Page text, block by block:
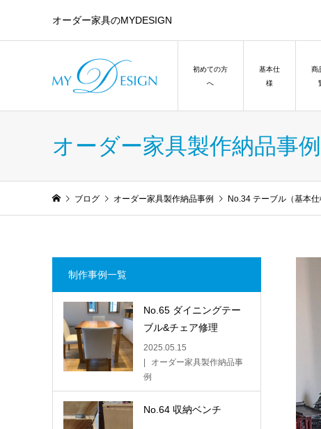
オーダー家具のMYDESIGN
初めての方
へ
基本仕
様
商
オーダー家具製作納品事例
ブログ オーダー家具製作納品事例 No.34 テーブル（基本
制作事例一覧
No.65 ダイニングテー
ブル&チェア修理
2025.05.15
オーダー家具製作納品事
例
No.64 収納ベンチ